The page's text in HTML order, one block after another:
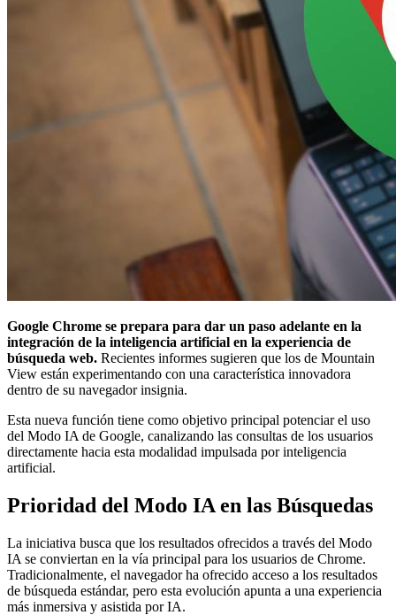
Google Chrome se prepara para dar un paso adelante en la
integración de la inteligencia artificial en la experiencia de
búsqueda web. Recientes informes sugieren que los de Mountain
View están experimentando con una característica innovadora
dentro de su navegador insignia.
Esta nueva función tiene como objetivo principal potenciar el uso
del Modo IA de Google, canalizando las consultas de los usuarios
directamente hacia esta modalidad impulsada por inteligencia
artificial.
Prioridad del Modo IA en las Búsquedas
La iniciativa busca que los resultados ofrecidos a través del Modo
IA se conviertan en la vía principal para los usuarios de Chrome.
Tradicionalmente, el navegador ha ofrecido acceso a los resultados
de búsqueda estándar, pero esta evolución apunta a una experiencia
más inmersiva y asistida por IA.